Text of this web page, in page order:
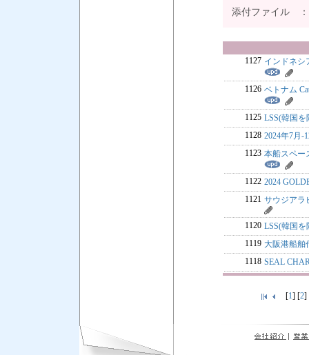
添付ファイル
1127 インドネシ
1126 ベトナム
1125 LSS(韓国を
1128 2024年7月
1123 本船スペー
1122 2024
1121 サウジアラ
1120 LSS(韓国を
1119 大阪港船舶
1118 SEAL
[1] [2]